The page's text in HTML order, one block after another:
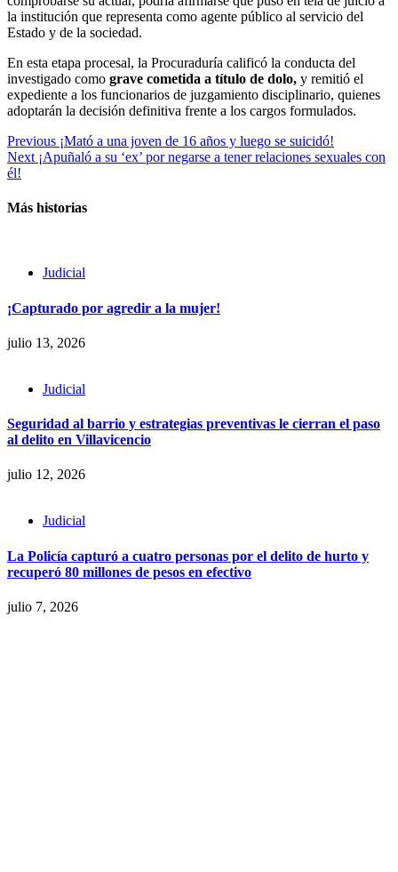
la institución que representa como agente público al servicio del
Estado y de la sociedad.
En esta etapa procesal, la Procuraduría calificó la conducta del
investigado como grave cometida a título de dolo, y remitió el
expediente a los funcionarios de juzgamiento disciplinario, quienes
adoptarán la decisión definitiva frente a los cargos formulados.
Previous ¡Mató a una joven de 16 años y luego se suicidó!
Next ¡Apuñaló a su ‘ex’ por negarse a tener relaciones sexuales con
él!
Más historias
Judicial
¡Capturado por agredir a la mujer!
julio 13, 2026
Judicial
Seguridad al barrio y estrategias preventivas le cierran el paso
al delito en Villavicencio
julio 12, 2026
Judicial
La Policía capturó a cuatro personas por el delito de hurto y
recuperó 80 millones de pesos en efectivo
julio 7, 2026